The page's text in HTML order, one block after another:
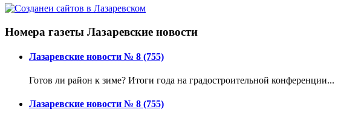
Номера газеты Лазаревские новости
Лазаревские новости № 8 (755)
Готов ли район к зиме? Итоги года на градостроительной конференции...
Лазаревские новости № 8 (755)